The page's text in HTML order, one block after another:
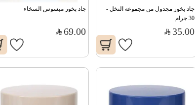
30 جرام
35.00
جاد بخور مبسوس السخاء
69.00